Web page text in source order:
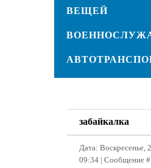
ВЕЩЕЙ
забайкалка
Дата: Воскресенье,
09:34 | Сообщение #